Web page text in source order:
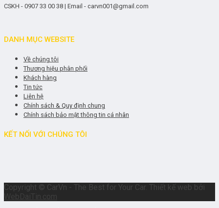
CSKH - 0907 33 00 38 | Email - carvn001@gmail.com
DANH MỤC WEBSITE
Về chúng tôi
Thương hiệu phân phối
Khách hàng
Tin tức
Liên hệ
Chính sách & Quy định chung
Chính sách bảo mật thông tin cá nhân
KẾT NỐI VỚI CHÚNG TÔI
Copyright © CarVn - The Best for Your Car. Thiết kế web bởi
WebDaiTin.com